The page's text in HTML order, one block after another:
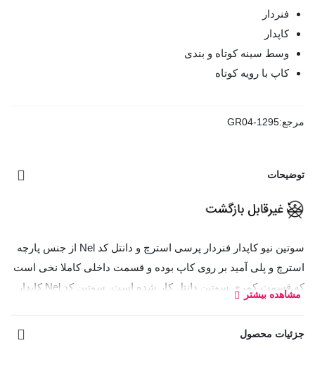
فنردار
کاپدار
وسط سینه کوتاه و بندی
کاپ با رویه کوتاه
مرجع:GR04-1295
توضیحات
سوتین نیو کاپدار فنردار پرسی استرچ و دانتل کد Nel از جنس پارچه
استرچ و پلی آمید بر روی کاپ بوده و قسمت داخلی کاملا نخی است
که قسمت کمری سوتین دانتل کار شده است. سوتین کد Nel کاپدار
بند سوتین قابل تنظیم و غیر قابل جدا شدن
مشاهده بیشتر
جزئیات محصول